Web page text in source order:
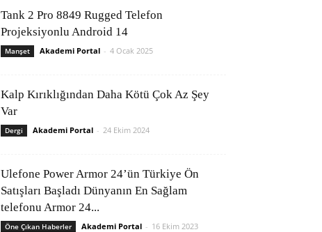
Tank 2 Pro 8849 Rugged Telefon
Projeksiyonlu Android 14
Manşet Akademi Portal - 4 Ocak 2025
Kalp Kırıklığından Daha Kötü Çok Az Şey
Var
Dergi Akademi Portal - 24 Ekim 2024
Ulefone Power Armor 24’ün Türkiye Ön
Satışları Başladı Dünyanın En Sağlam
telefonu Armor 24...
Öne Çıkan Haberler Akademi Portal - 16 Ekim 2023